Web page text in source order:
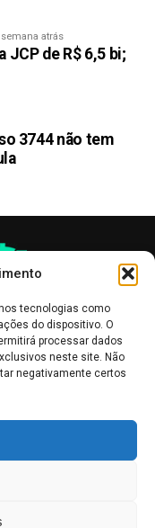
tecnologias como
do dispositivo. O
processar dados
neste site. Não
negativamente certos
semana atrás
JCP de R$ 6,5 bi;
3744 não tem
e não devem ser
Leia mais